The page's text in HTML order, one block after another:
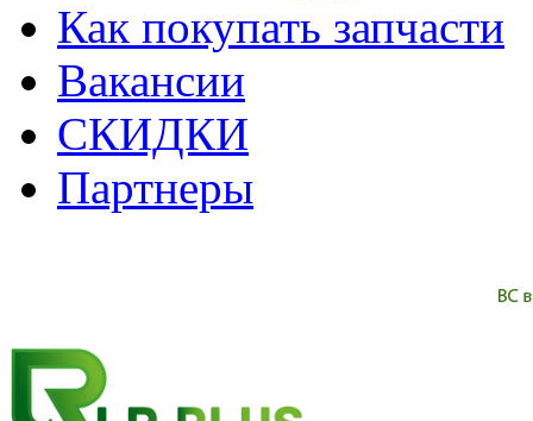
Как покупать запчасти
Вакансии
СКИДКИ
Партнеры